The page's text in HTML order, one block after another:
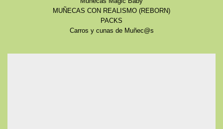
MUÑECAS CON REALISMO (REBORN)
PACKS
Carros y cunas de Muñec@s